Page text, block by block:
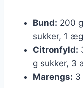
Bund: 200
sukker, 1
Citronfyld:
g sukker, 3
Marengs: 3